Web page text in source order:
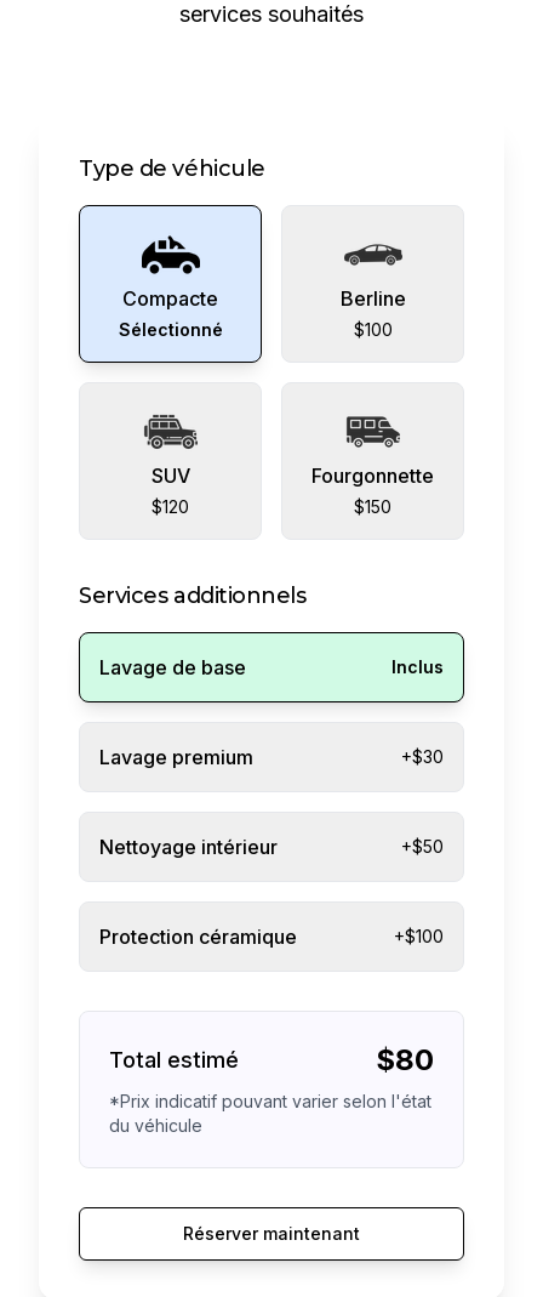
services souhaités
Type de véhicule
Compacte
Sélectionné
Berline
$100
SUV
$120
Fourgonnette
$150
Services additionnels
Lavage de base Inclus
Lavage premium +$30
Nettoyage intérieur +$50
Protection céramique +$100
Total estimé $80
*Prix indicatif pouvant varier selon l'état
du véhicule
Réserver maintenant